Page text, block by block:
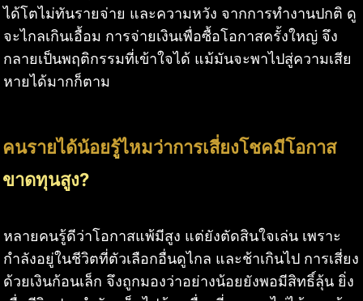
ได้โตไม่ทันรายจ่าย และความหวัง จากการทำงานปกติ ดู
จะไกลเกินเอื้อม การจ่ายเงินเพื่อซื้อโอกาสครั้งใหญ่ จึง
กลายเป็นพฤติกรรมที่เข้าใจได้ แม้มันจะพาไปสู่ความเสีย
หายได้มากก็ตาม
คนรายได้น้อยรู้ไหมว่าการเสี่ยงโชคมีโอกาส
ขาดทุนสูง?
หลายคนรู้ดีว่าโอกาสแพ้มีสูง แต่ยังตัดสินใจเล่น เพราะ
กำลังอยู่ในชีวิตที่ตัวเลือกอื่นดูไกล และช้าเกินไป การเสี่ยง
ด้วยเงินก้อนเล็ก จึงถูกมองว่าอย่างน้อยยังพอมีสิทธิ์ลุ้น ยิ่ง